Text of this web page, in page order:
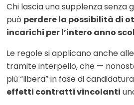
Chi lascia una supplenza senza
può perdere la possibilità di
incarichi per l’intero anno
Le regole si applicano anche
tramite interpello, che —
più “libera” in fase di
effetti contratti vincolanti